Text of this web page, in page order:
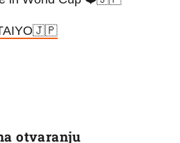
otvaranju